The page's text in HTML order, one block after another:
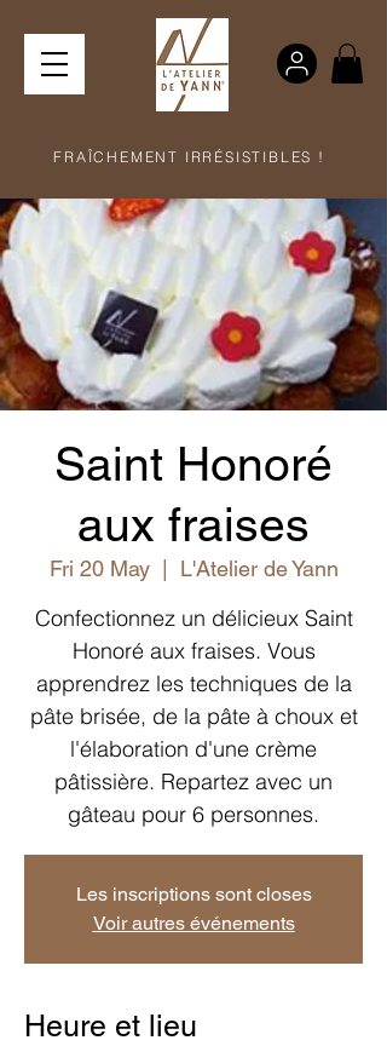
FRAÎCHEMENT IRRÉSISTIBLES !
Saint Honoré
aux fraises
Fri 20 May
  |
L'Atelier de Yann
Confectionnez un délicieux Saint
Honoré aux fraises. Vous
apprendrez les techniques de la
pâte brisée, de la pâte à choux et
l'élaboration d'une crème
pâtissière. Repartez avec un
gâteau pour 6 personnes.
Les inscriptions sont closes
Voir autres événements
Heure et lieu